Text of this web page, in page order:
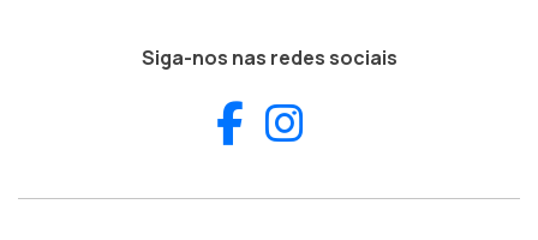
Siga-nos nas redes sociais
Facebook